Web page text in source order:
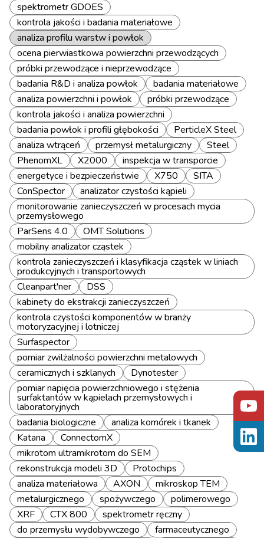
spektrometr GDOES
kontrola jakości i badania materiałowe
analiza profilu warstw i powłok
ocena pierwiastkowa powierzchni przewodzących
próbki przewodzące i nieprzewodzące
badania R&D i analiza powłok
badania materiałowe
analiza powierzchni i powłok
próbki przewodzące
kontrola jakości i analiza powierzchni
badania powłok i profili głębokości
PerticleX Steel
analiza wtrąceń
przemysł metalurgiczny
Steel
PhenomXL
X2000
inspekcja w transporcie
energetyce i bezpieczeństwie
X750
SITA
ConSpector
analizator czystości kąpieli
monitorowanie zanieczyszczeń w procesach mycia
przemysłowego
ParSens 4.0
OMT Solutions
mobilny analizator cząstek
kontrola zanieczyszczeń i klasyfikacja cząstek w liniach
produkcyjnych i transportowych
Cleanpart'ner
DSS
kabinety do ekstrakcji zanieczyszczeń
kontrola czystości komponentów w branży
motoryzacyjnej i lotniczej
Surfaspector
pomiar zwilżalności powierzchni metalowych
ceramicznych i szklanych
Dynotester
pomiar napięcia powierzchniowego i stężenia
surfaktantów w kąpielach przemysłowych i
laboratoryjnych
badania biologiczne
analiza komórek i tkanek
Katana
ConnectomX
mikrotom ultramikrotom do SEM
rekonstrukcja modeli 3D
Protochips
analiza materiałowa
AXON
mikroskop TEM
metalurgicznego
spożywczego
polimerowego
XRF
CTX 800
spektrometr ręczny
do przemysłu wydobywczego
farmaceutycznego